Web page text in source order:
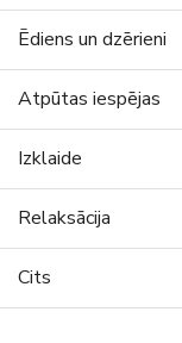
Ēdiens un dzērieni
Atpūtas iespējas
Izklaide
Relaksācija
Cits